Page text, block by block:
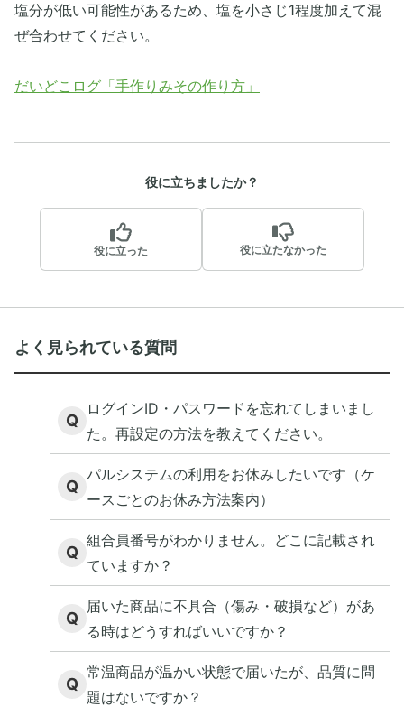
塩分が低い可能性があるため、塩を小さじ1程度加えて混
ぜ合わせてください。
だいどこログ「手作りみその作り方」
役に立ちましたか？
役に立った 役に立たなかった
よく見られている質問
Q
ログインID・パスワードを忘れてしまいまし
た。再設定の方法を教えてください。
Q
パルシステムの利用をお休みしたいです（ケ
ースごとのお休み方法案内）
Q
組合員番号がわかりません。どこに記載され
ていますか？
Q
届いた商品に不具合（傷み・破損など）があ
る時はどうすればいいですか？
Q
常温商品が温かい状態で届いたが、品質に問
題はないですか？